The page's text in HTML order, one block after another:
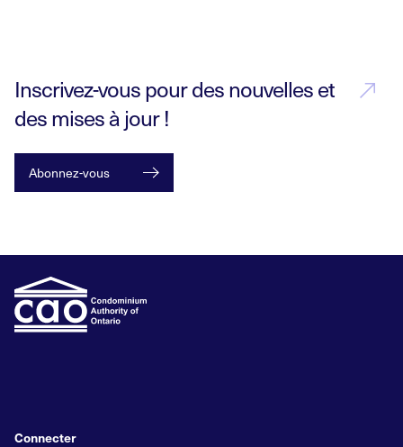
Inscrivez-vous pour des nouvelles et
des mises à jour !
Abonnez-vous
Connecter